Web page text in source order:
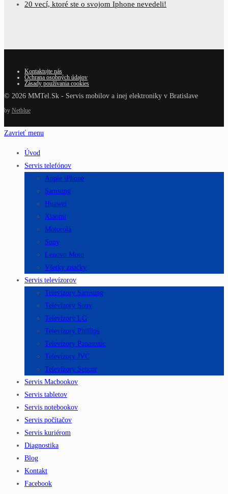
20 vecí, ktoré ste o svojom Iphone nevedeli!
Kontaktujte nás
Ochrana osobných údajov
Zásady používania cookies
© 2026 MMTel.Sk - Servis mobilov a inej elektroniky v Bratislave
by Netblue
Zavrieť menu
Úvod
Servis telefónov
Apple iPhone
Samsung
Huawei
Xiaomi
Motorola
Sony
Lenovo Moto
Všetky značky
Servis televízorov
Televízory Samsung
Televízory Sony
Televízory LG
Televízory Phillips
Televízory Panasonic
Televízory JVC
Televízory Sencor
Servis Macbookov
Servis tabletov
Servis notebookov
Servis počítačov
Servis kuriérom
Diagnostika
Blog
Kontakt
Facebook